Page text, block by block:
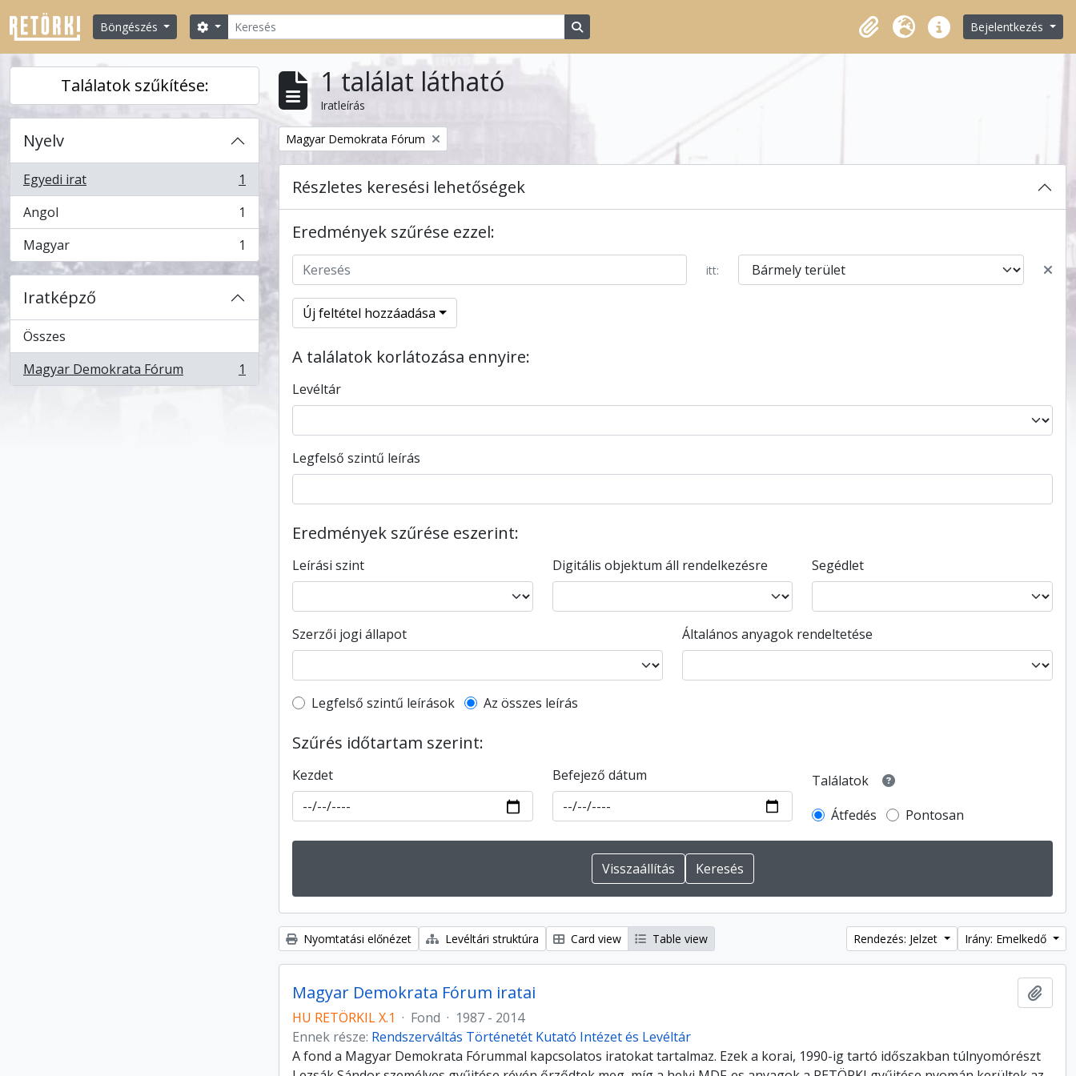
Skip to main content
Böngészés
Keresés
Search options
VágólapNyelv Gyorshivatkozások
Bejelentkezés
Találatok szűkítése:
Nyelv
Egyedi irat
, 1 eredmények
1
Angol
, 1 eredmények
1
Magyar
, 1 eredmények 1
Iratképző
Összes
Magyar Demokrata Fórum
, 1 eredmények 1
1 találat látható
Iratleírás
Remove filter:
Magyar Demokrata Fórum
Részletes keresési lehetőségek
Eredmények szűrése ezzel:
itt:
Új feltétel hozzáadása
A találatok korlátozása ennyire:
Levéltár
Legfelső szintű leírás
Eredmények szűrése eszerint:
Leírási szint Digitális objektum áll rendelkezésre Segédlet
Szerzői jogi állapot Általános anyagok rendeltetése
Top-level description filter
Legfelső szintű leírások Az összes leírás
Szűrés időtartam szerint:
Kezdet Befejező dátum
Találatok
Átfedés
Pontosan
Nyomtatási előnézet Levéltári struktúra Card view Table view Rendezés: Jelzet Irány: Emelkedő
Magyar Demokrata Fórum iratai
HU RETÖRKIL X.1 · Fond · 1987 - 2014
Ennek része: Rendszerváltás Történetét Kutató Intézet és Levéltár
A fond a Magyar Demokrata Fórummal kapcsolatos iratokat tartalmaz. Ezek a korai, 1990-ig tartó időszakban túlnyomórészt